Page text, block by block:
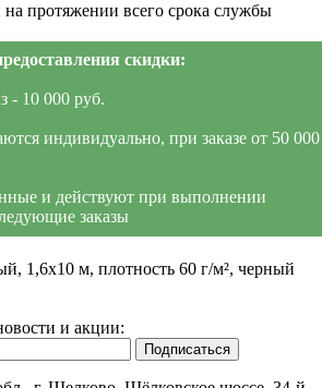
протяжении всего срока службы
скидки:
- 10 000 руб.
индивидуально, при заказе от 50 000
и действуют при выполнении
заказы
и акции: